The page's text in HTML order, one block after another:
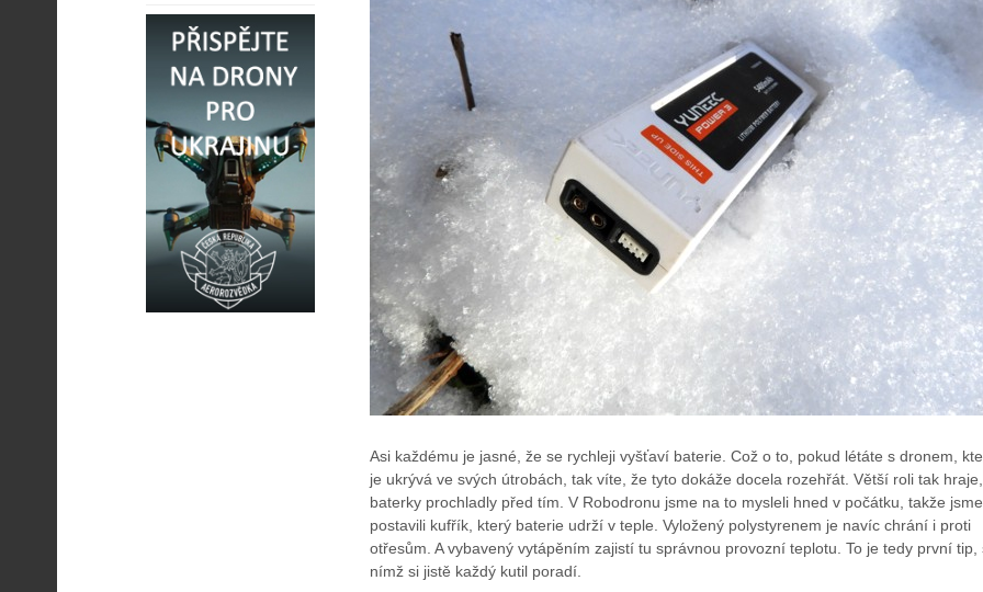
Asi každému je jasné, že se rychleji vyšťaví baterie. Což o to, pokud létáte s dronem,
je ukrývá ve svých útrobách, tak víte, že tyto dokáže docela rozehřát. Větší roli tak
baterky prochladly před tím. V Robodronu jsme na to mysleli hned v počátku, takže
postavili kufřík, který baterie udrží v teple. Vyložený polystyrenem je navíc chrání i proti
otřesům. A vybavený vytápěním zajistí tu správnou provozní teplotu. To je tedy první tip,
nímž si jistě každý kutil poradí.